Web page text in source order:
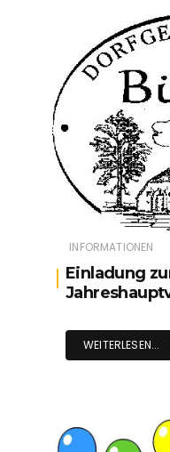
INFORMATIONEN
Einladung
WEITERLESEN...